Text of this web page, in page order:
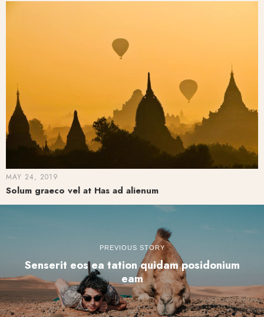
MAY 24, 2019
Solum graeco vel at Has ad alienum
PREVIOUS STORY
Senserit eos ea tation quidam posidonium
eam